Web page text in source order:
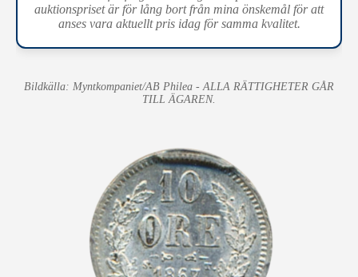
auktionspriset är för lång bort från mina önskemål för att
anses vara aktuellt pris idag för samma kvalitet.
Bildkälla: Myntkompaniet/AB Philea - ALLA RÄTTIGHETER GÅR
TILL ÄGAREN.